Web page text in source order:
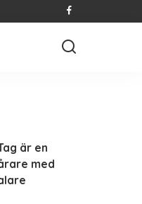
är en
med